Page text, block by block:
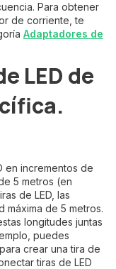
Para obtener
de corriente, te
Adaptadores de
LED de
en incrementos de
5 metros (en
de LED, las
máxima de 5 metros.
longitudes juntas
puedes
crear una tira de
tiras de LED